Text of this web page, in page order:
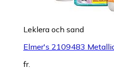
Leklera och sand
Elmer's 2109483
fr.